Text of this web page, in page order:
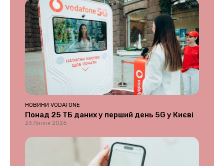
НОВИНИ VODAFONE
Понад 25 ТБ даних у перший день 5G у Києві
23 Липня 2026